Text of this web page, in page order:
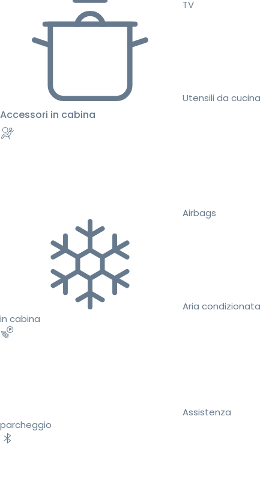
TV
Utensili da cucina
Accessori in cabina
Airbags
Aria condizionata
in cabina
Assistenza
parcheggio